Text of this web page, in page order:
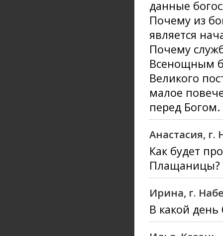
данные
Почему из
является
Почему
Всенощным
Великого
малое
перед Богом.
Анастасия,
Как будет
Плащаницы?
Ирина, г.
В какой